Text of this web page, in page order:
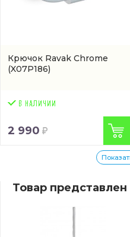
Крючок Ravak Chrome
(X07P186)
2 990
Товар представлен